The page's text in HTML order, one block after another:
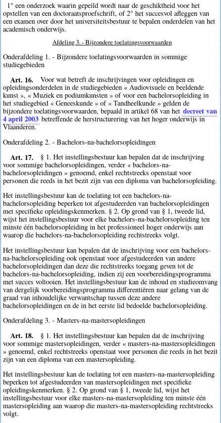
1° een onderzoek waarin gepeild wordt naar de geschiktheid voor het
opstellen van een doctoraatsproefschrift, of 2° het succesvol afleggen van
een examen over door het universiteitsbestuur te bepalen onderdelen van het
academisch onderwijs.
Afdeling 3. - Bijzondere toelatingsvoorwaarden
Onderafdeling 1. - Bijzondere toelatingsvoorwaarden in sommige
studiegebieden
Art. 16.
Voor wat betreft de inschrijvingen voor opleidingen en
opleidingsonderdelen in de studiegebieden « Audiovisuele en beeldende
kunst », « Muziek en podiumkunsten » of voor een bachelorsopleiding in
het studiegebied « Geneeskunde » of « Tandheelkunde » gelden de
bijzondere toelatingsvoorwaarden, bepaald in artikel 68 van het decreet van
4 april 2003 betreffende de herstructurering van het hoger onderwijs in
Vlaanderen.
Onderafdeling 2. - Bachelors-na-bachelorsopleidingen
Art. 17.
§ 1. Het instellingsbestuur kan bepalen dat de inschrijving
voor sommige bachelorsopleidingen, verder « bachelors-na-
bachelorsopleidingen » genoemd, enkel rechtstreeks openstaat voor
personen die reeds in het bezit zijn van een diploma van bachelorsopleiding.
Het instellingsbestuur kan de toelating tot een bachelors-na-
bachelorsopleiding beperken tot afgestudeerden van bachelorsopleidingen
met specifieke opleidingskenmerken. § 2. Op grond van § 1, tweede lid,
wijst het instellingsbestuur voor elke bachelors-na-bachelorsopleiding ten
minste één bachelorsopleiding in het professioneel hoger onderwijs aan
waarop die bachelors-na-bachelorsopleiding rechtstreeks volgt.
Het instellingsbestuur kan bepalen dat de inschrijving voor een bachelors-
na-bachelorsopleiding ook openstaat voor afgestudeerden van andere
bachelorsopleidingen dan deze die rechtstreeks toegang geven tot de
bachelors-na-bachelorsopleiding, indien zij een voorbereidingsprogramma
met succes voltooien. Het instellingsbestuur kan de inhoud en studieomvang
van dergelijk voorbereidingsprogramma differentiëren naar gelang van de
graad van inhoudelijke verwantschap tussen deze andere
bachelorsopleidingen en de in het eerste lid bedoelde bachelorsopleiding.
Onderafdeling 3. - Masters-na-mastersopleidingen
Art. 18.
§ 1. Het instellingsbestuur kan bepalen dat de inschrijving
voor sommige mastersopleidingen, verder « masters-na-mastersopleidingen
» genoemd, enkel rechtstreeks openstaat voor personen die reeds in het bezit
zijn van een diploma van een mastersopleiding.
Het instellingsbestuur kan de toelating tot een masters-na-mastersopleiding
beperken tot afgestudeerden van mastersopleidingen met specifieke
opleidingskenmerken. § 2. Op grond van § 1, tweede lid, wijst het
instellingsbestuur voor elke masters-na-mastersopleiding ten minste één
mastersopleiding aan waarop die masters-na-mastersopleiding rechtstreeks
volgt.